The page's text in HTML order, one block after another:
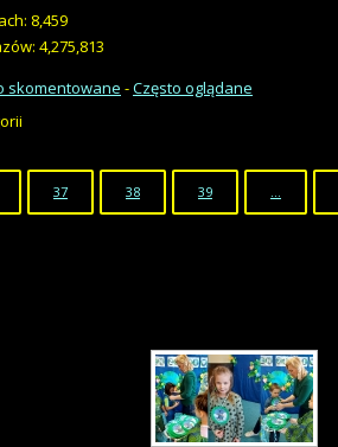
8,459
4,275,813
skomentowane -Często oglądane
37 38 39 ...